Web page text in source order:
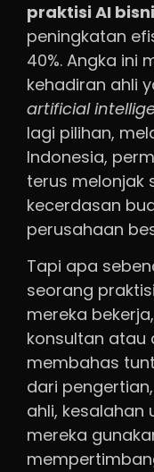
praktisi AI
peningkatan
40%. Angka ini
kehadiran ahli
artificial
lagi pilihan,
Indonesia,
terus melonjak
kecerdasan
perusahaan
Tapi apa
seorang
mereka
konsultan atau
membahas
dari
ahli, kesalahan
mereka